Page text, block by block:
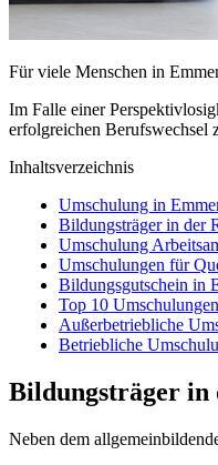
Für viele Menschen in
Im Falle einer
erfolgreichen Berufswechsel
Inhaltsverzeichnis
Umschulung in
Bildungsträger in der
Umschulung
Umschulungen für
Bildungsgutschein in
Top 10
Außerbetriebliche
Betriebliche
Bildungsträger in
Neben dem